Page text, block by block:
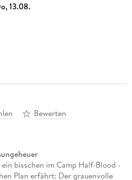
13.08.
Bewerten
bisschen im Camp Half-Blood -
Plan erfährt: Der grauenvolle